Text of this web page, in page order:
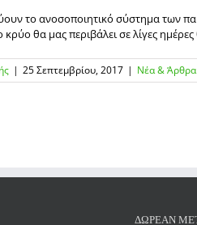
το ανοσοποιητικό σύστημα των
κρύο θα μας περιβάλει σε λίγες
| 25 Σεπτεμβρίου, 2017 | Νέα & Άρθρα
ΔΩΡΕΑΝ